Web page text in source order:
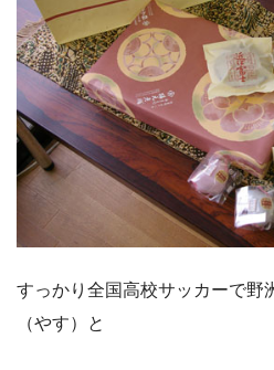
すっかり全国高校サッカーで野
（やす）と